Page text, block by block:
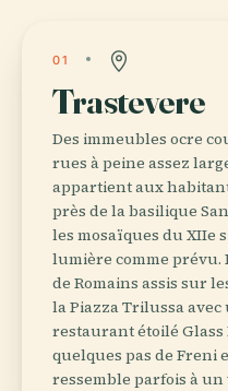
01
Trastevere
Des immeubles ocre
rues à peine assez
appartient aux
près de la basilique
les mosaïques du XIIe
lumière comme prévu.
de Romains assis sur
la Piazza Trilussa
restaurant étoilé Glass
quelques pas de Freni
ressemble parfois à un